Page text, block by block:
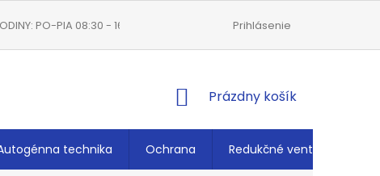
PO-PIA 08:30 - 16:00 VŠEOBECNÉ OBCHODNÉ PODMIENKY
Prihlásenie
NÁKUPNÝ
Prázdny košík
technika Ochrana Redukčné ventily